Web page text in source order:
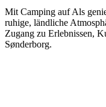
Mit Camping auf Als
ruhige, ländliche
Zugang zu Erlebnissen,
Sønderborg.